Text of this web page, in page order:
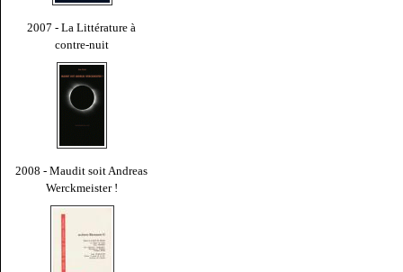
2007 - La Littérature à
contre-nuit
2008 - Maudit soit Andreas
Werckmeister !